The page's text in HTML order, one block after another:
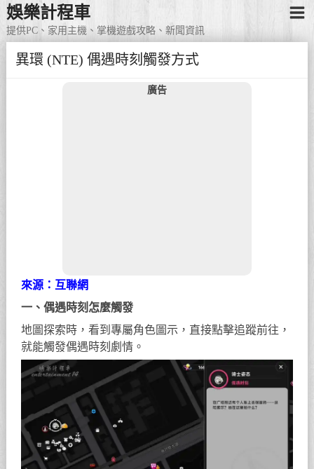
娛樂計程車
提供PC、家用主機、掌機遊戲攻略、新聞資訊
異環 (NTE) 偶遇時刻觸發方式
廣告
來源：互聯網
一、偶遇時刻怎麼觸發
地圖探索時，看到專屬角色圖示，直接點擊追蹤前往，
就能觸發偶遇時刻劇情。